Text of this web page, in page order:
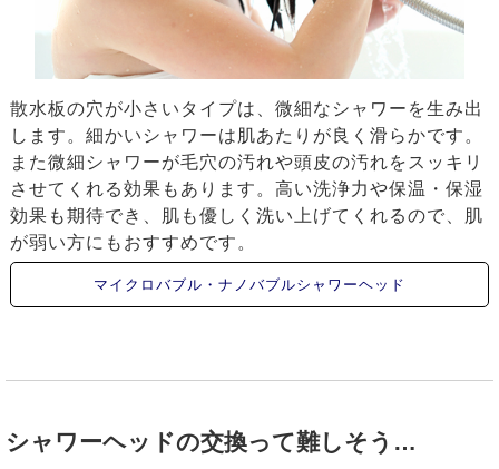
散水板の穴が小さいタイプは、微細なシャワーを生み出
します。細かいシャワーは肌あたりが良く滑らかです。
また微細シャワーが毛穴の汚れや頭皮の汚れをスッキリ
させてくれる効果もあります。高い洗浄力や保温・保湿
効果も期待でき、肌も優しく洗い上げてくれるので、肌
が弱い方にもおすすめです。
マイクロバブル・ナノバブルシャワーヘッド
シャワーヘッドの交換って難しそう…